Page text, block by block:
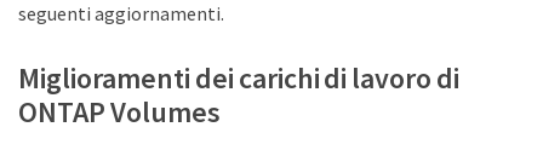
seguenti aggiornamenti.
Miglioramenti dei carichi di lavoro di
ONTAP Volumes